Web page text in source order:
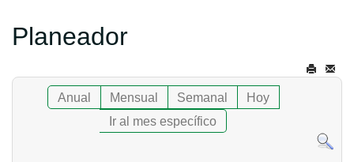
Planeador
Anual Mensual Semanal
Hoy
Ir al mes específico